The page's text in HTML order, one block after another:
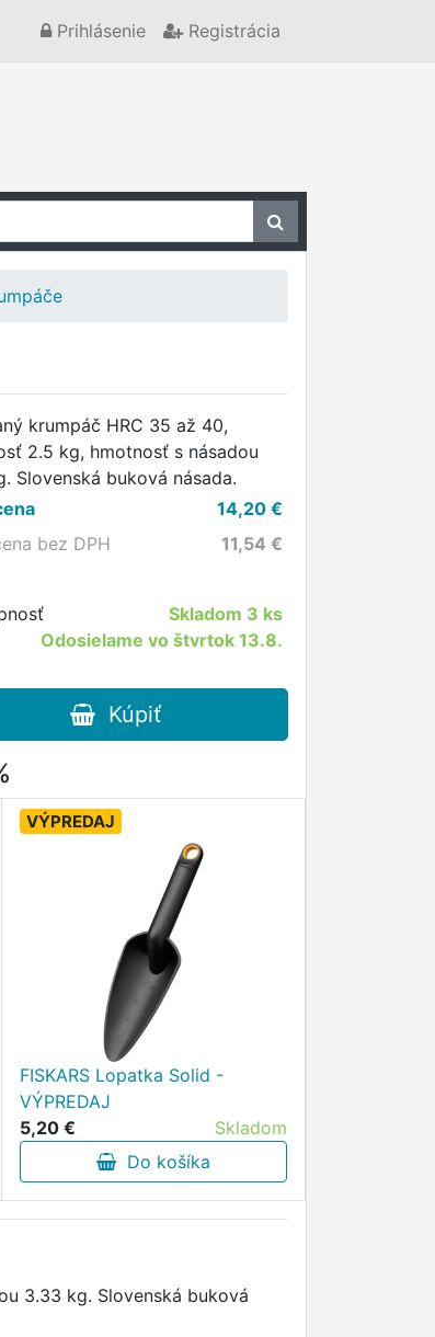
Prihlásenie Registrácia
krumpáč HRC 35 až 40,
2.5 kg, hmotnosť s násadou
Slovenská buková násada.
14,20€
bez DPH
11,54 €
Skladom 3 ks
Odosielame vo štvrtok 13.8.
Kúpiť
VÝPREDAJ
FISKARS Lopatka Solid -
VÝPREDAJ
5,20 €
Skladom
Do košíka
3.33 kg. Slovenská buková